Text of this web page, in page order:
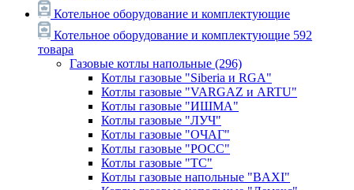
Котельное оборудование и комплектующие
Котельное оборудование и комплектующие 592
товара
Газовые котлы напольные (296)
Котлы газовые "Siberia и RGA"
Котлы газовые "VARGAZ и ARTU"
Котлы газовые "ИШМА"
Котлы газовые "ЛУЧ"
Котлы газовые "ОЧАГ"
Котлы газовые "РОСС"
Котлы газовые "ТС"
Котлы газовые напольные "BAXI"